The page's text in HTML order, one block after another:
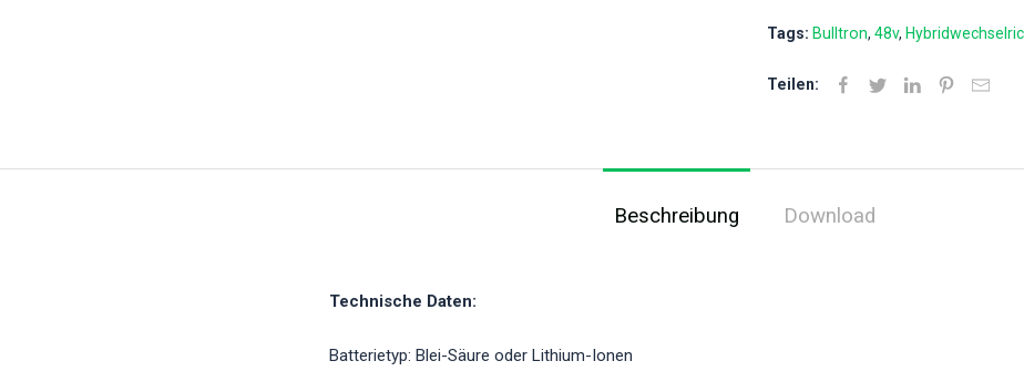
Tags: Bulltron 48v
Teilen:
Beschreibung Download
Technische Daten:
Batterietyp: Blei-Säure oder Lithium-Ionen